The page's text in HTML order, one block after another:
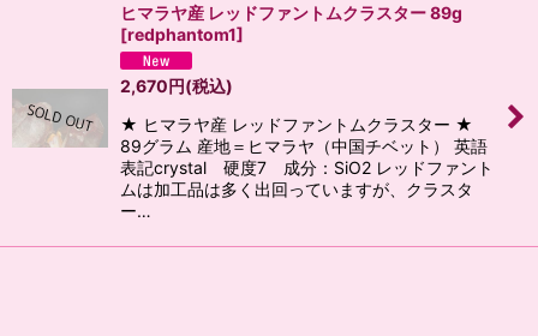
ヒマラヤ産 レッドファントムクラスター 89g
[redphantom1]
2,670円(税込)
★ ヒマラヤ産 レッドファントムクラスター ★
89グラム 産地＝ヒマラヤ（中国チベット） 英語
表記crystal 硬度7 成分：SiO2 レッドファント
ムは加工品は多く出回っていますが、クラスタ
ー…